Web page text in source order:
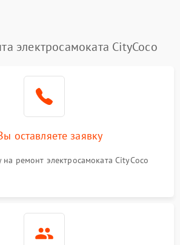
электросамоката CityCoco
оставляете заявку
на ремонт электросамоката CityCoco